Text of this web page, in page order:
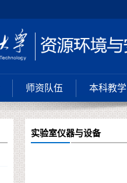
师资队伍 本科教学
实验室仪器与设备